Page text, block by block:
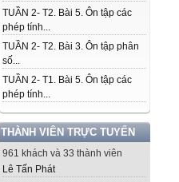
TUẦN 2- T2. Bài 5. Ôn tập các
phép tính...
TUẦN 2- T2. Bài 3. Ôn tập phân
số...
TUẦN 2- T1. Bài 5. Ôn tập các
phép tính...
THÀNH VIÊN TRỰC TUYẾN
961 khách và 33 thành viên
Lê Tấn Phát